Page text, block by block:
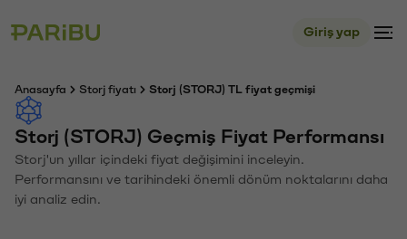
Giriş yap
Anasayfa Storj fiyatı Storj (STORJ) TL fiyat geçmişi
Storj (STORJ) Geçmiş Fiyat Performansı
Storj'un yıllar içindeki fiyat değişimini inceleyin.
Performansını ve tarihindeki önemli dönüm noktalarını daha
iyi analiz edin.